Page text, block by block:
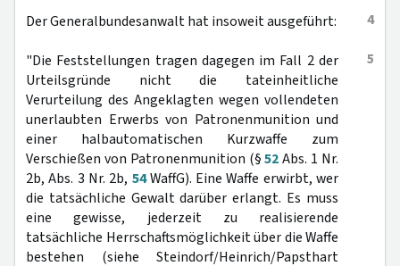
4
Der Generalbundesanwalt hat insoweit ausgeführt:
5
"Die Feststellungen tragen dagegen im Fall 2 der
Urteilsgründe nicht die tateinheitliche
Verurteilung des Angeklagten wegen vollendeten
unerlaubten Erwerbs von Patronenmunition und
einer halbautomatischen Kurzwaffe zum
Verschießen von Patronenmunition (§52Abs. 1 Nr.
2b, Abs. 3 Nr. 2b, 54WaffG). Eine Waffe erwirbt, wer
die tatsächliche Gewalt darüber erlangt. Es muss
eine gewisse, jederzeit zu realisierende
tatsächliche Herrschaftsmöglichkeit über die Waffe
bestehen (siehe Steindorf/Heinrich/Papsthart